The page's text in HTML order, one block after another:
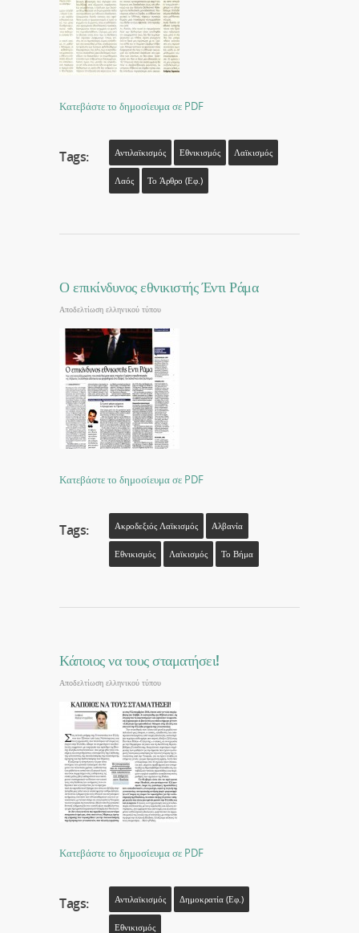
Κατεβάστε το δημοσίευμα σε PDF
Tags: Αντιλαϊκισμός Εθνικισμός Λαϊκισμός
Λαός Το Άρθρο (εφ.)
Ο επικίνδυνος εθνικιστής Έντι Ράμα
Αποδελτίωση ελληνικού τύπου
Κατεβάστε το δημοσίευμα σε PDF
Tags: Ακροδεξιός Λαϊκισμός Αλβανία
Εθνικισμός Λαϊκισμός Το Βήμα
Κάποιος να τους σταματήσει!
Αποδελτίωση ελληνικού τύπου
Κατεβάστε το δημοσίευμα σε PDF
Tags: Αντιλαϊκισμός Δημοκρατία (εφ.)
Εθνικισμός